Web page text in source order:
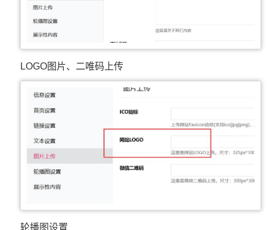
LOGO图片、二唯码上传
轮播图设置